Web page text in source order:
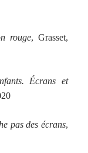
rouge, Grasset,
Écrans et
pas des écrans,